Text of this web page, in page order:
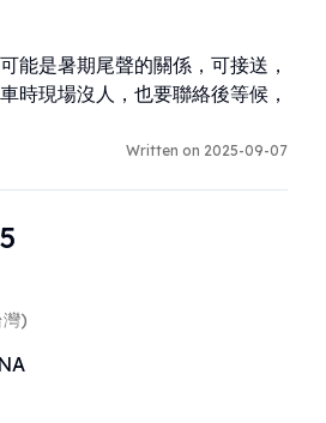
能是暑期尾聲的關係，可接送，
時現場沒人，也要聯絡後等候，
Written on 2025-09-07
5
)